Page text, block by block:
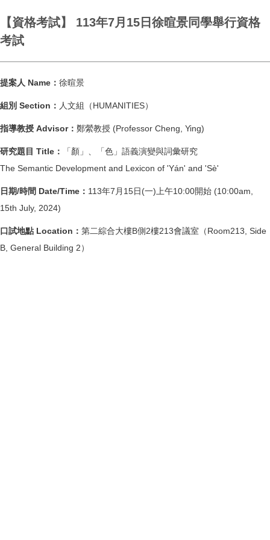
【資格考試】 113年7月15日徐暄景同學舉行資格
考試
提案人 Name： 徐暄景
組別 Section： 人文組（HUMANITIES）
指導教授 Advisor： 鄭縈教授 (Professor Cheng, Ying)
研究題目 Title：
「顏」、「色」語義演變與詞彙研究
The Semantic Development and Lexicon of 'Yán' and 'Sè'
日期/時間 Date/Time： 113年7月15日(一)上午10:00開始 (10:00am,
15th July, 2024)
口試地點 Location： 第二綜合大樓B側2樓213會議室（Room213, Side
B, General Building 2）